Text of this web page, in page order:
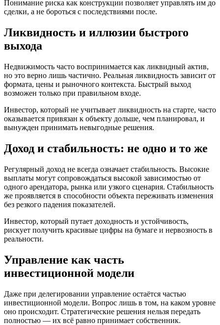
Понимание риска как конструкции позволяет управлять им до
сделки, а не бороться с последствиями после.
Ликвидность и иллюзии быстрого
выхода
Недвижимость часто воспринимается как ликвидный актив,
но это верно лишь частично. Реальная ликвидность зависит от
формата, цены и рыночного контекста. Быстрый выход
возможен только при правильном входе.
Инвестор, который не учитывает ликвидность на старте, часто
оказывается привязан к объекту дольше, чем планировал, и
вынужден принимать невыгодные решения.
Доход и стабильность: не одно и то же
Регулярный доход не всегда означает стабильность. Высокие
выплаты могут сопровождаться высокой зависимостью от
одного арендатора, рынка или узкого сценария. Стабильность
же проявляется в способности объекта переживать изменения
без резкого падения показателей.
Инвестор, который путает доходность и устойчивость,
рискует получить красивые цифры на бумаге и нервозность в
реальности.
Управление как часть
инвестиционной модели
Даже при делегировании управление остаётся частью
инвестиционной модели. Вопрос лишь в том, на каком уровне
оно происходит. Стратегические решения нельзя передать
полностью — их всё равно принимает собственник.